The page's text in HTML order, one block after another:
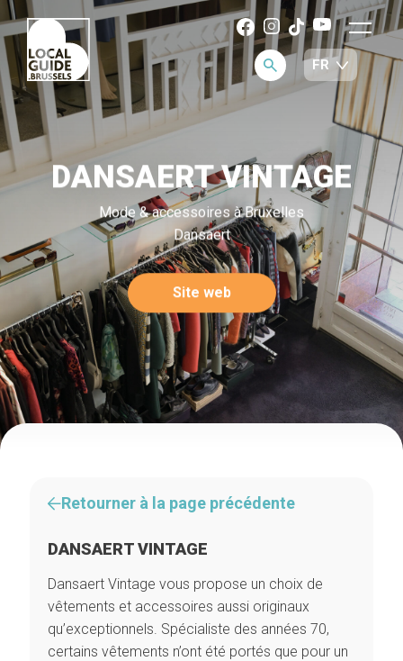
DANSAERT VINTAGE
Mode & accessoires à Bruxelles
Dansaert
Site web
Retourner à la page précédente
DANSAERT VINTAGE
Dansaert Vintage vous propose un choix de
vêtements et accessoires aussi originaux
qu’exceptionnels. Spécialiste des années 70,
certains vêtements n’ont été portés que pour un